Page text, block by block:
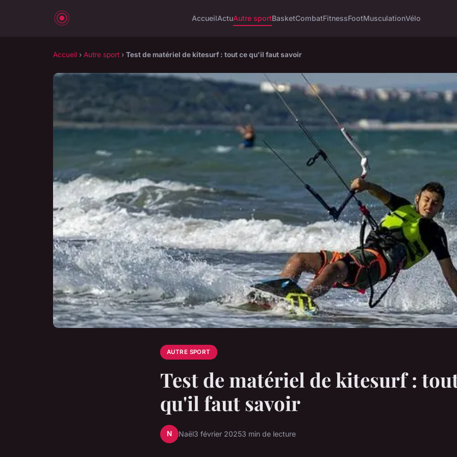
AccueilActuAutre sportBasketCombatFitnessFootMusculationVélo
Accueil › Autre sport › Test de matériel de kitesurf : tout ce qu'il faut savoir
AUTRE SPORT
Test de matériel de kitesurf :
qu'il faut savoir
N Naël3 février 20253 min de lecture